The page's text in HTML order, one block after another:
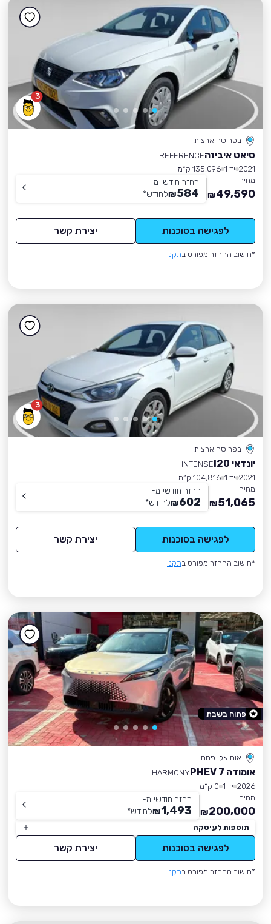
3
בפריסה ארצית
סיאט איביזהREFERENCE
2021 יד 1
135,096 ק״מ
מחיר
49,590
₪
החזר חודשי מ-
584
₪לחודש*
לפגישה בסוכנות יצירת קשר
*חישוב ההחזר מפורט בתקנון
3
בפריסה ארצית
יונדאי I20
INTENSE
2021 יד 1
104,816 ק״מ
מחיר
51,065
₪
החזר חודשי מ-
602
₪לחודש*
לפגישה בסוכנות יצירת קשר
*חישוב ההחזר מפורט בתקנון
אום אל-פחם
אומודה 7 PHEV
HARMONY
2026 יד 1
0 ק״מ
מחיר
200,000
₪
החזר חודשי מ-
1,493
₪לחודש*
תוספות לעיסקה
לפגישה בסוכנות יצירת קשר
*חישוב ההחזר מפורט בתקנון
פתוח בשבת